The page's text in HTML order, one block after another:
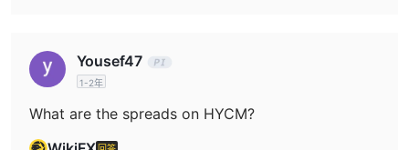
Yousef47
1-2年
What are the spreads on HYCM?